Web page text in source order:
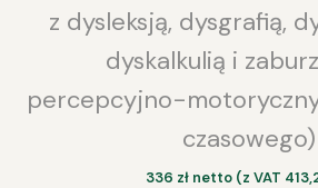
z dysleksją, dysgrafią,
dyskalkulią i
percepcyjno-
czasowego)
336 zł netto (z VAT